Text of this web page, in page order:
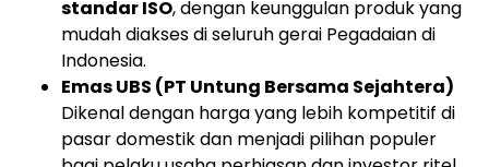
standar ISO, dengan keunggulan produk yang
mudah diakses di seluruh gerai Pegadaian di
Indonesia.
Emas UBS (PT Untung Bersama Sejahtera)
Dikenal dengan harga yang lebih kompetitif di
pasar domestik dan menjadi pilihan populer